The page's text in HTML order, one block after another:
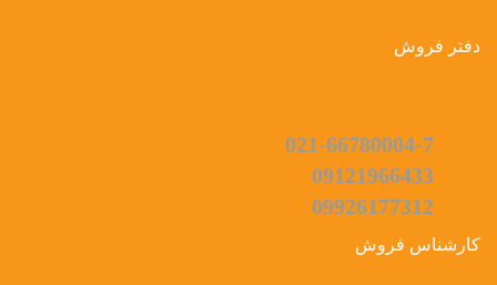
دفتر فروش
021-66780004-7
09121966433
09926177312
کارشناس فروش